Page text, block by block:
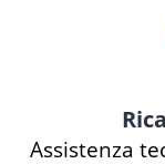
Assistenza